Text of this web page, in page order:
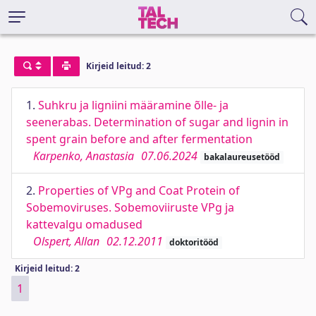
Kirjeid leitud: 2
1. Suhkru ja ligniini määramine õlle- ja
seenerabas. Determination of sugar and lignin in
spent grain before and after fermentation
Karpenko, Anastasia 07.06.2024 bakalaureusetööd
2. Properties of VPg and Coat Protein of
Sobemoviruses. Sobemoviiruste VPg ja
kattevalgu omadused
Olspert, Allan 02.12.2011 doktoritööd
Kirjeid leitud: 2
1